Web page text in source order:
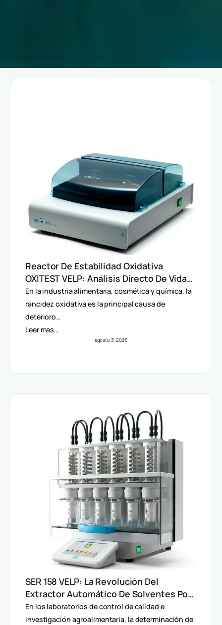
Reactor De Estabilidad Oxidativa
OXITEST VELP: Análisis Directo De Vida
Útil Sin Extracción De Grasa
En la industria alimentaria, cosmética y química, la
rancidez oxidativa es la principal causa de
deterioro…
Leer mas…
agosto 3, 2026
SER 158 VELP: La Revolución Del
Extractor Automático De Solventes Por
Método Randall
En los laboratorios de control de calidad e
investigación agroalimentaria, la determinación de